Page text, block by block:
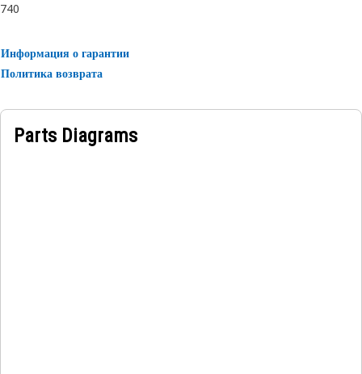
740
Информация о гарантии
Политика возврата
Parts Diagrams